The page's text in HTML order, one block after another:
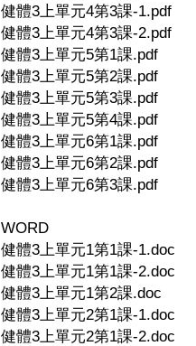
健體3上單元4第3課-1.pdf
健體3上單元4第3課-2.pdf
健體3上單元5第1課.pdf
健體3上單元5第2課.pdf
健體3上單元5第3課.pdf
健體3上單元5第4課.pdf
健體3上單元6第1課.pdf
健體3上單元6第2課.pdf
健體3上單元6第3課.pdf
WORD
健體3上單元1第1課-1.doc
健體3上單元1第1課-2.doc
健體3上單元1第2課.doc
健體3上單元2第1課-1.doc
健體3上單元2第1課-2.doc